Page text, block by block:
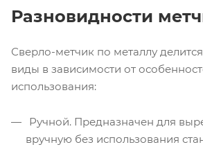
Разновидности
Сверло-метчик по металлу
виды в зависимости от
использования:
Ручной. Предназначен для
вручную без использования